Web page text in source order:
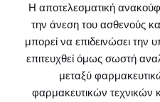
Η αποτελεσματική
την άνεση του ασθενούς
μπορεί να επιδεινώσει την
επιτευχθεί όμως σωστή
μεταξύ
φαρμακευτικών τεχνικών